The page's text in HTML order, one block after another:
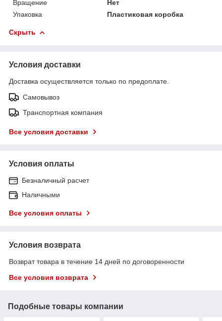
Вращение
Нет
Упаковка
Пластиковая коробка
Скрыть
Условия доставки
Доставка осуществляется только по предоплате.
Самовывоз
Транспортная компания
Все условия доставки
Условия оплаты
Безналичный расчет
Наличными
Все условия оплаты
Условия возврата
Возврат товара в течение 14 дней по договоренности
Все условия возврата
Подобные товары компании